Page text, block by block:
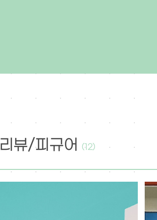
리뷰/피규어 (12)